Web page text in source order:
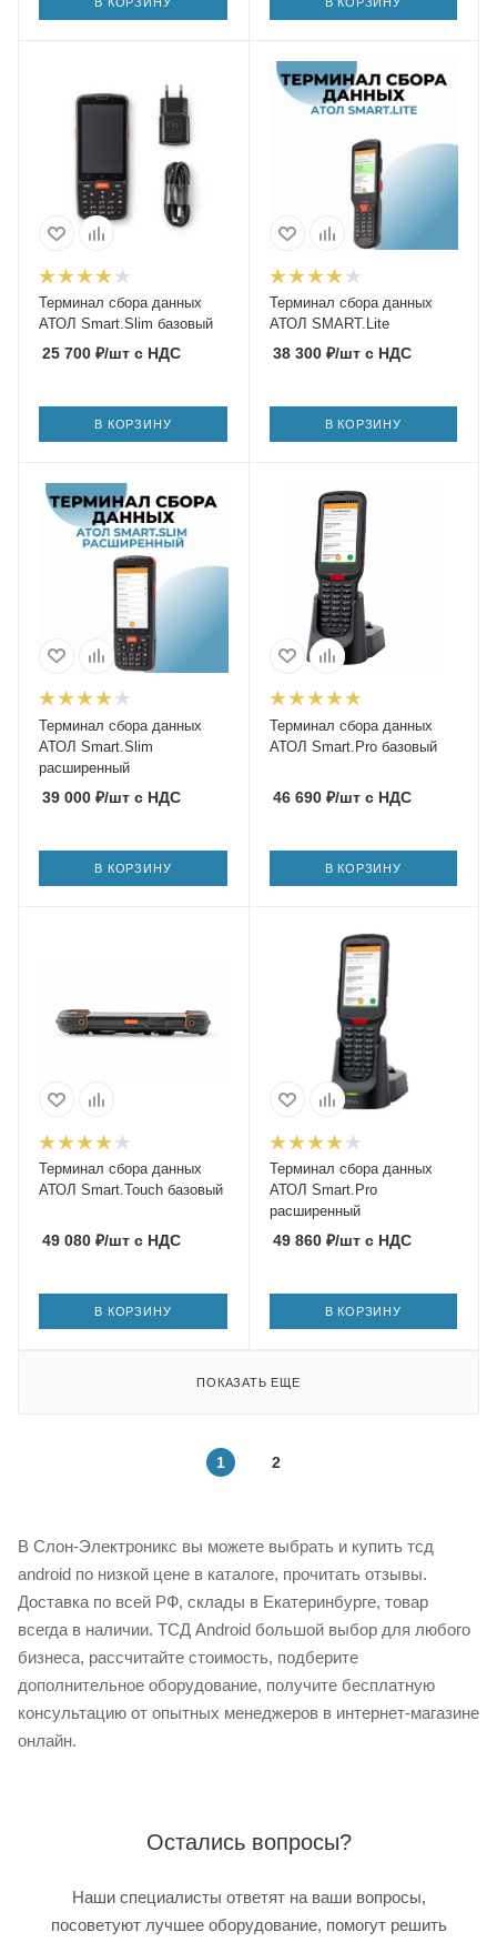
Терминал сбора данных
АТОЛ Smart.Slim базовый
25 700 ₽/шт с НДС
В КОРЗИНУ
Терминал сбора данных
АТОЛ SMART.Lite
38 300₽/штс НДС
В КОРЗИНУ
Терминал сбора данных
АТОЛ Smart.Slim
расширенный
39 000 ₽/шт с НДС
В КОРЗИНУ
Терминал сбора данных
АТОЛ Smart.Pro базовый
46 690₽/штс НДС
В КОРЗИНУ
Терминал сбора данных
АТОЛ Smart.Touch базовый
49 080 ₽/шт с НДС
В КОРЗИНУ
Терминал сбора данных
АТОЛ Smart.Pro
расширенный
49 860₽/штс НДС
В КОРЗИНУ
ПОКАЗАТЬ ЕЩЕ
1 2
В Слон-Электроникс вы можете выбрать и купить тсд
android по низкой цене в каталоге, прочитать отзывы.
Доставка по всей РФ, склады в Екатеринбурге, товар
всегда в наличии. ТСД Android большой выбор для любого
бизнеса, рассчитайте стоимость, подберите
дополнительное оборудование, получите бесплатную
консультацию от опытных менеджеров в интернет-магазине
онлайн.
Остались вопросы?
Наши специалисты ответят на ваши вопросы,
посоветуют лучшее оборудование, помогут решить